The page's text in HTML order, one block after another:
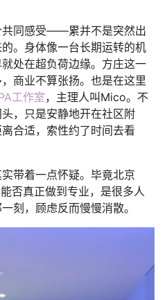
共同感受——累并不是突然出
。身体像一台长期运转的机
处在超负荷边缘。方庄这一
商业不算张扬。也是在这里
工作室，主理人叫Mico。不
，只是安静地开在社区附
合适，索性约了时间去看
带着一点怀疑。毕竟北京
否真正做到专业，是很多人
刻，顾虑反而慢慢消散。